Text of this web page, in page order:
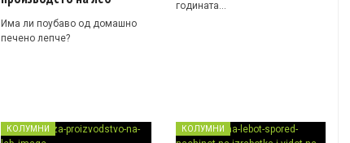
Има ли поубаво од домашно
печено лепче?
годината…
КОЛУМНИ КОЛУМНИ